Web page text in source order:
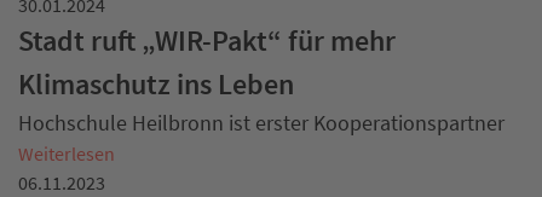
Stadt ruft „WIR-Pakt“ für mehr
Klimaschutz ins Leben
Hochschule Heilbronn ist erster Kooperationspartner
Weiterlesen
06.11.2023